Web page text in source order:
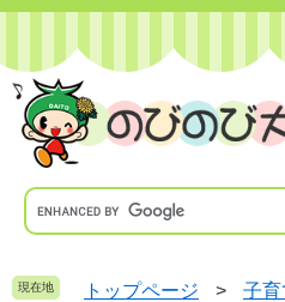
ペ
ジ
の
メ
ュ
ー
現在地 トップページ > 子